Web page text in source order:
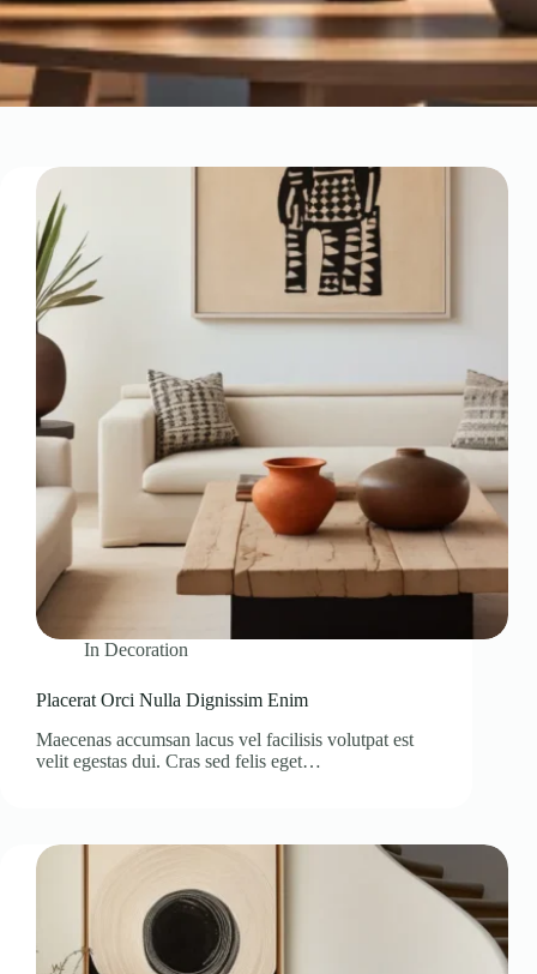
In Decoration
Placerat Orci Nulla Dignissim Enim
Maecenas accumsan lacus vel facilisis volutpat est
velit egestas dui. Cras sed felis eget…